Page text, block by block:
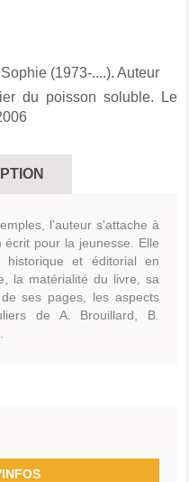
(1973-....). Auteur
du poisson soluble. Le
l'auteur s'attache à
pour la jeunesse. Elle
et éditorial en
la matérialité du livre, sa
ses pages, les aspects
de A. Brouillard, B.